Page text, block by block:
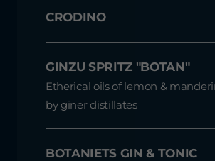
CRODINO
GINZU SPRITZ "BOTAN"
Etherical oils of lemon &
by giner distillates
BOTANIETS GIN & TONIC